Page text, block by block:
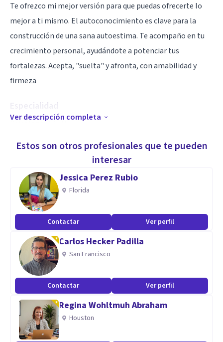
Te ofrezco mi mejor versión para que puedas ofrecerte lo
mejor a ti mismo. El autoconocimiento es clave para la
construcción de una sana autoestima. Te acompaño en tu
crecimiento personal, ayudándote a potenciar tus
fortalezas. Acepta, "suelta" y afronta, con amabilidad y
firmeza
Especialidad
Psicólogo RRHH
10 años de experiencia con técnicas contemplativas,
Creativo
Aptitudes
Gestión de personas y situaciones de la vida cotidiana
(laboral y personal). Emociones, actitudes y pensamientos
Ver descripción completa
Estos son otros profesionales que te pueden
interesar
Jessica Perez Rubio
Florida
Contactar Ver perfil
Carlos Hecker Padilla
San Francisco
Contactar Ver perfil
Regina Wohltmuh Abraham
Houston